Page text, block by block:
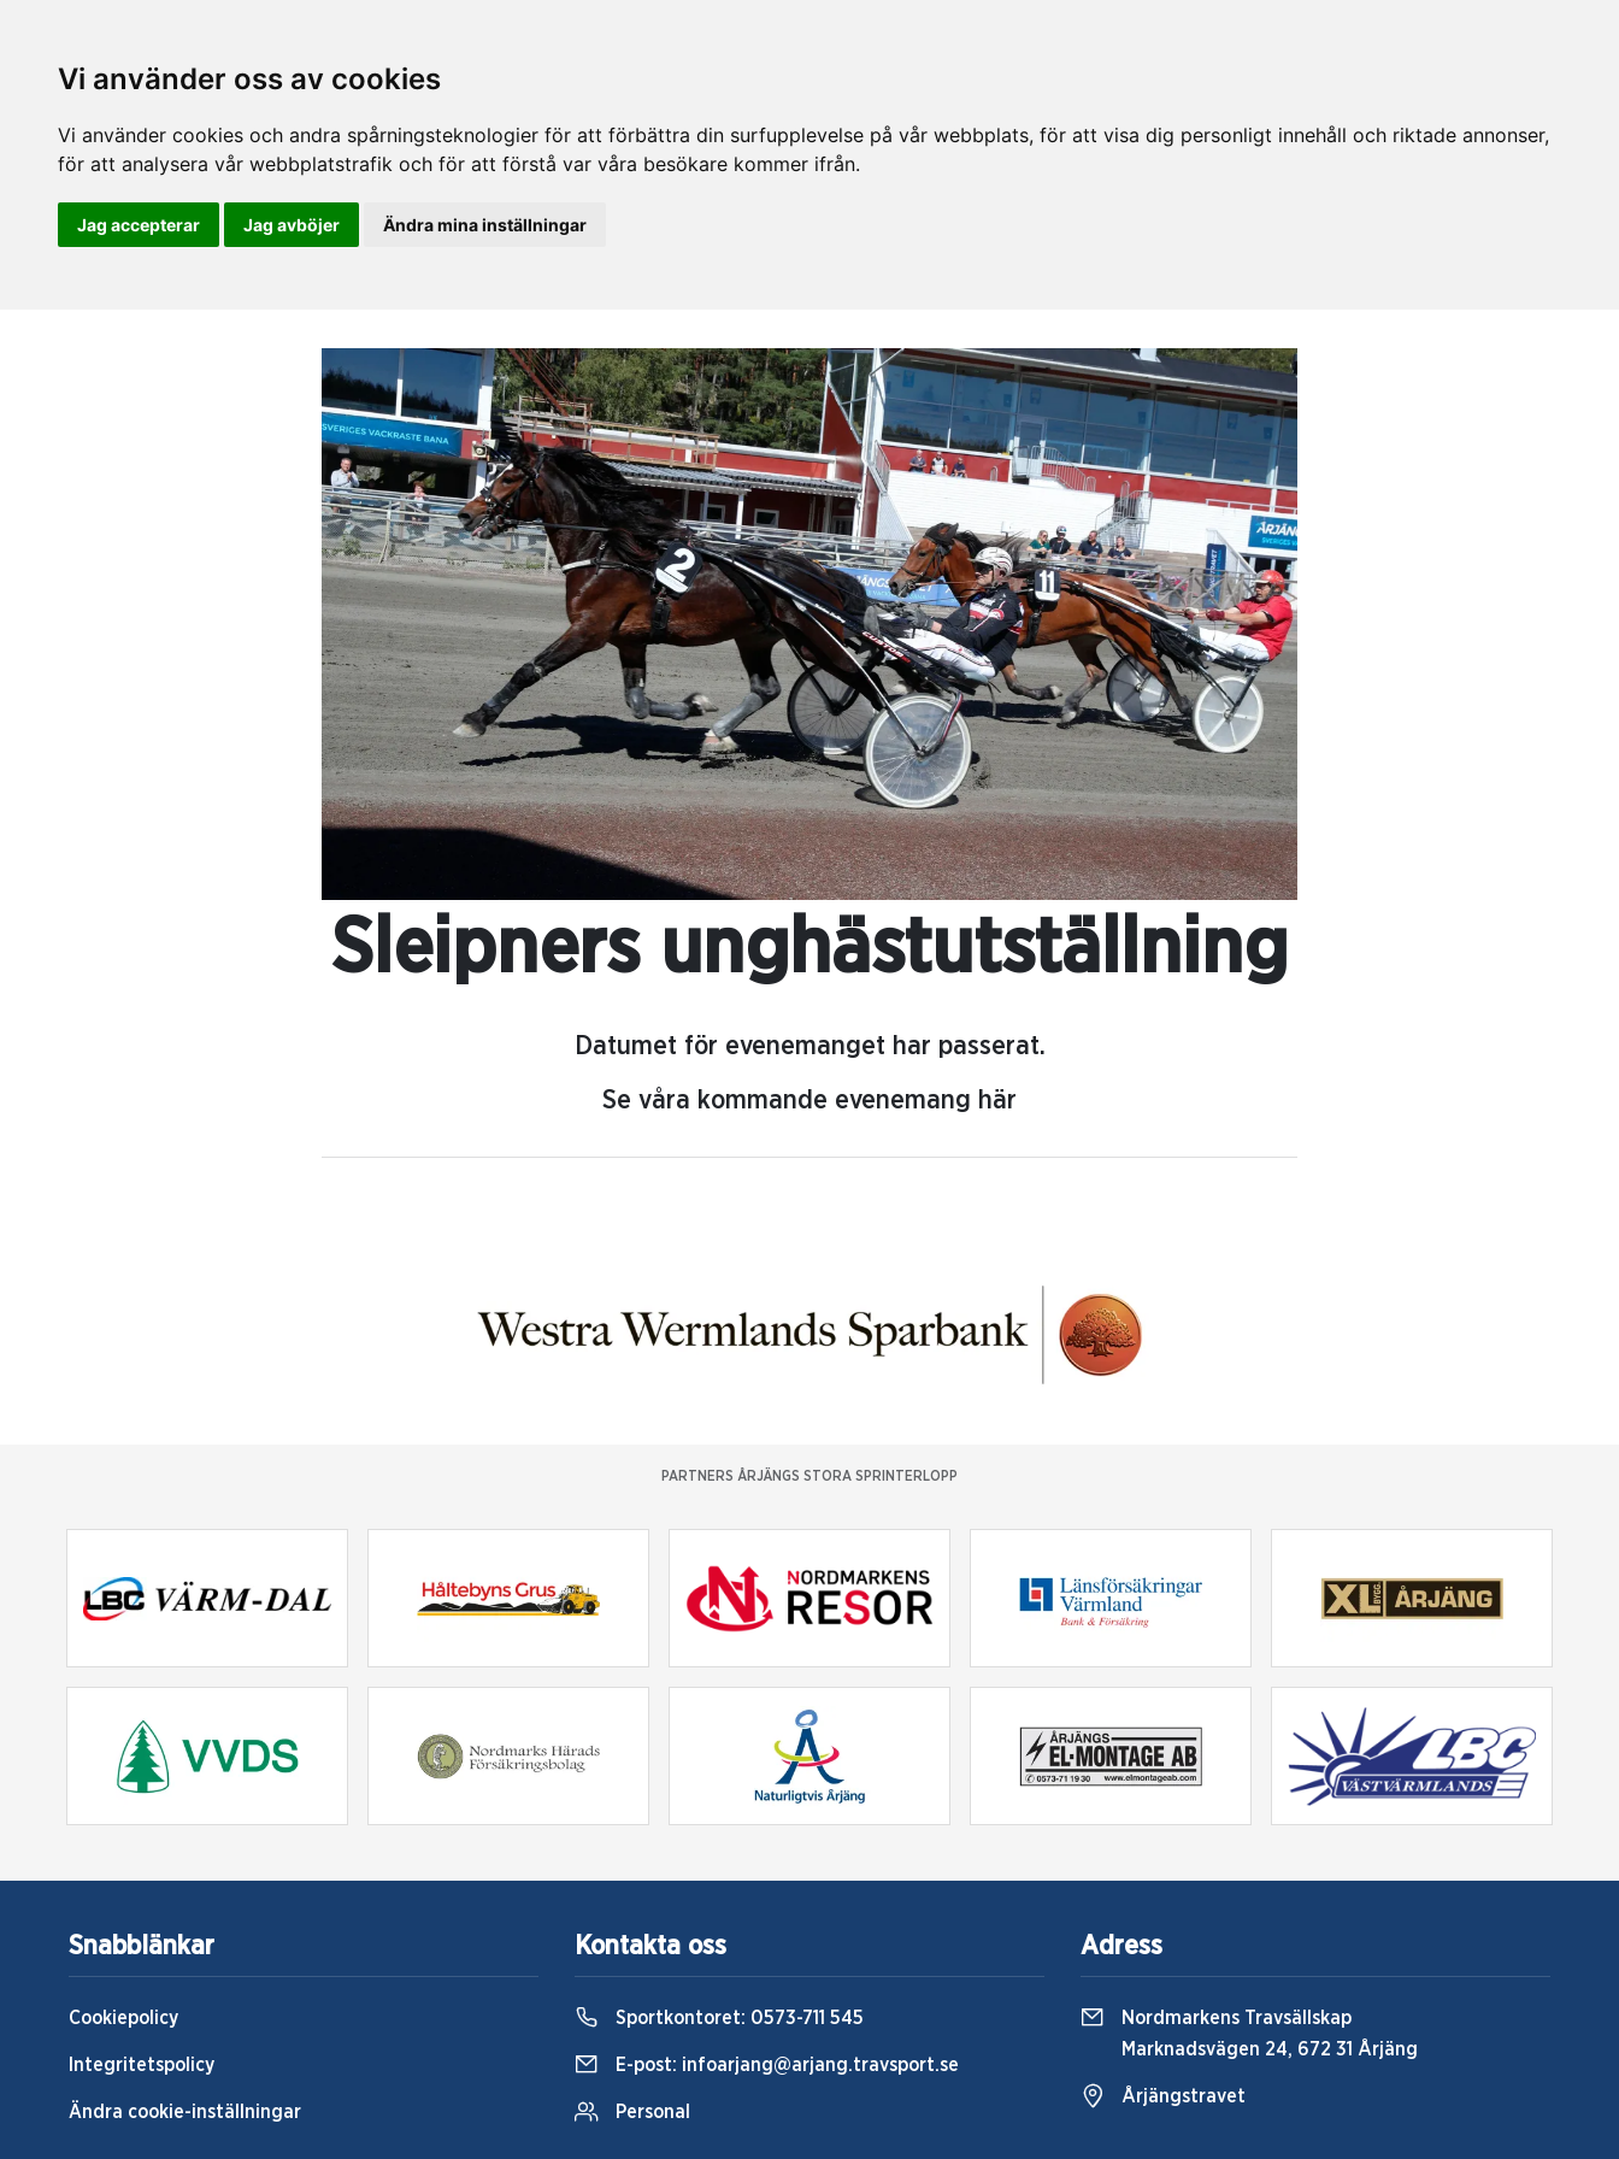
Vi använder oss av cookies
Vi använder cookies och andra spårningsteknologier för att förbättra din surfupplevelse på vår webbplats, för att visa dig personligt innehåll och riktade annonser,
för att analysera vår webbplatstrafik och för att förstå var våra besökare kommer ifrån.
Jag accepterar Jag avböjer Ändra mina inställningar
Sleipners unghästutställning
Datumet för evenemanget har passerat.
Se våra kommande evenemang här
PARTNERS ÅRJÄNGS STORA SPRINTERLOPP
Snabblänkar
Cookiepolicy
Integritetspolicy
Ändra cookie-inställningar
Kontakta oss
Sportkontoret: 0573-711 545
E-post: infoarjang@arjang.travsport.se
Personal
Adress
Nordmarkens Travsällskap
Marknadsvägen 24, 672 31 Årjäng
Årjängstravet